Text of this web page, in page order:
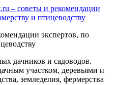
экспертов, по
дачников и садоводов.
участком, деревьями и
земледелия, фермерства